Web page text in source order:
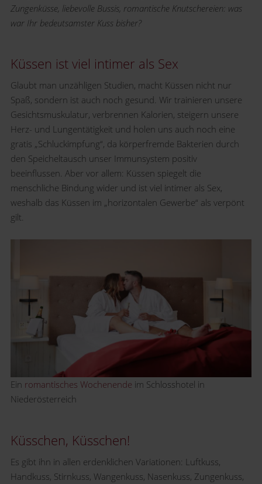
Zungenküsse, liebevolle Bussis, romantische Knutschereien: was
war Ihr bedeutsamster Kuss bisher?
Küssen ist viel intimer als Sex
Glaubt man unzähligen Studien, macht Küssen nicht nur
Spaß, sondern ist auch noch gesund. Wir trainieren unsere
Gesichtsmuskulatur, verbrennen Kalorien, steigern unsere
Herz- und Lungentätigkeit und holen uns auch noch eine
gratis „Schluckimpfung“, da körperfremde Bakterien durch
den Speicheltausch unser Immunsystem positiv
beeinflussen. Aber vor allem: Küssen spiegelt die
menschliche Bindung wider und ist viel intimer als Sex,
weshalb das Küssen im „horizontalen Gewerbe“ als verpönt
gilt.
Ein romantisches Wochenende im Schlosshotel in
Niederösterreich
Küsschen, Küsschen!
Es gibt ihn in allen erdenklichen Variationen: Luftkuss,
Handkuss, Stirnkuss, Wangenkuss, Nasenkuss, Zungenkuss,